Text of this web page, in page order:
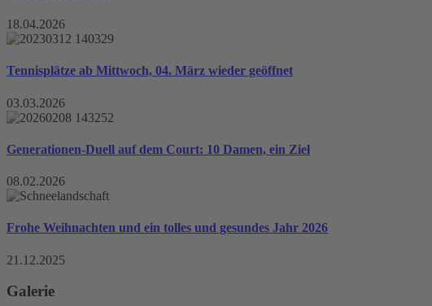
18.04.2026
Tennisplätze ab Mittwoch, 04. März wieder geöffnet
03.03.2026
Generationen-Duell auf dem Court: 10 Damen, ein Ziel
08.02.2026
Frohe Weihnachten und ein tolles und gesundes Jahr 2026
21.12.2025
Galerie